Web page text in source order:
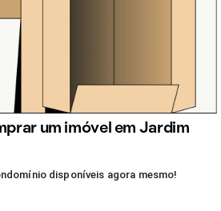
um imóvel em Jardim
disponíveis agora mesmo!,
disponíveis agora mesmo!